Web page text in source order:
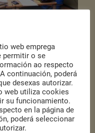
a primeira das tres
dentro doprograma
epersoal técnico
recollidas dentro
de Narón.
iniciada no 2012 e
web emprega
permitir o se
ao respecto
continuación, poderá
desexas autorizar.
web utiliza cookies
su funcionamiento.
en la página de
poderá seleccionar